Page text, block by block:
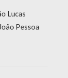
Lucas
Pessoa